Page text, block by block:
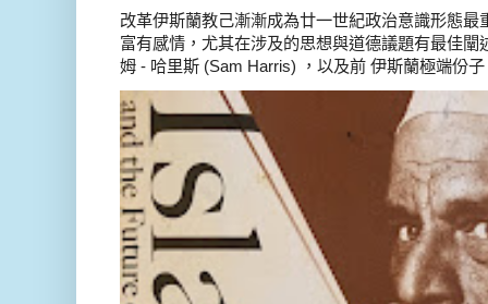
改革伊斯蘭教己漸漸成為廿一世紀政治意識形態
富有感情，尤其在涉及的思想與道德議題有最佳
姆 - 哈里斯 (Sam Harris) ，以及前 伊斯蘭極端份